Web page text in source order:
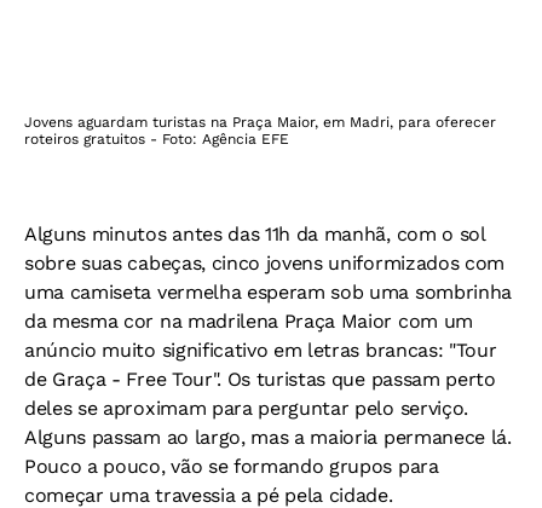
Jovens aguardam turistas na Praça Maior, em Madri, para oferecer
roteiros gratuitos - Foto: Agência EFE
Alguns minutos antes das 11h da manhã, com o sol
sobre suas cabeças, cinco jovens uniformizados com
uma camiseta vermelha esperam sob uma sombrinha
da mesma cor na madrilena Praça Maior com um
anúncio muito significativo em letras brancas: "Tour
de Graça - Free Tour". Os turistas que passam perto
deles se aproximam para perguntar pelo serviço.
Alguns passam ao largo, mas a maioria permanece lá.
Pouco a pouco, vão se formando grupos para
começar uma travessia a pé pela cidade.